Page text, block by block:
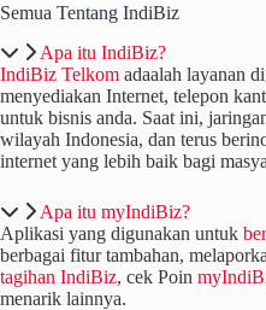
Semua Tentang IndiBiz
Apa itu IndiBiz?
IndiBiz Telkom adaalah layanan
menyediakan Internet, telepon
untuk bisnis anda. Saat ini,
wilayah Indonesia, dan terus
internet yang lebih baik bagi
Apa itu myIndiBiz?
Aplikasi yang digunakan untuk
berbagai fitur tambahan,
tagihan IndiBiz, cek Poin
menarik lainnya.